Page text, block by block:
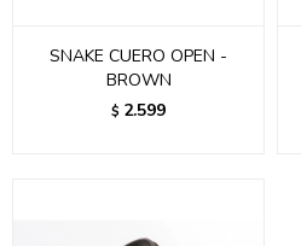
SNAKE CUERO OPEN -
BROWN
$ 2.599